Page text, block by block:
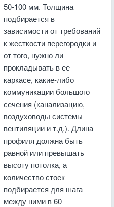
50-100 мм. Толщина
подбирается в
зависимости от требований
к жесткости перегородки и
от того, нужно ли
прокладывать в ее
каркасе, какие-либо
коммуникации большого
сечения (канализацию,
воздуховоды системы
вентиляции и т.д.). Длина
профиля должна быть
равной или превышать
высоту потолка, а
количество стоек
подбирается для шага
между ними в 60